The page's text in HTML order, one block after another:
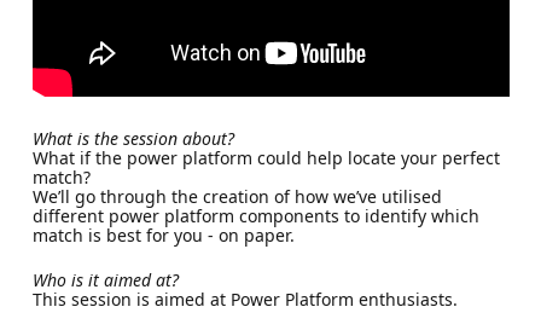
What is the session about?
What if the power platform could help locate your perfect
match?
We’ll go through the creation of how we’ve utilised
different power platform components to identify which
match is best for you - on paper.
Who is it aimed at?
This session is aimed at Power Platform enthusiasts.